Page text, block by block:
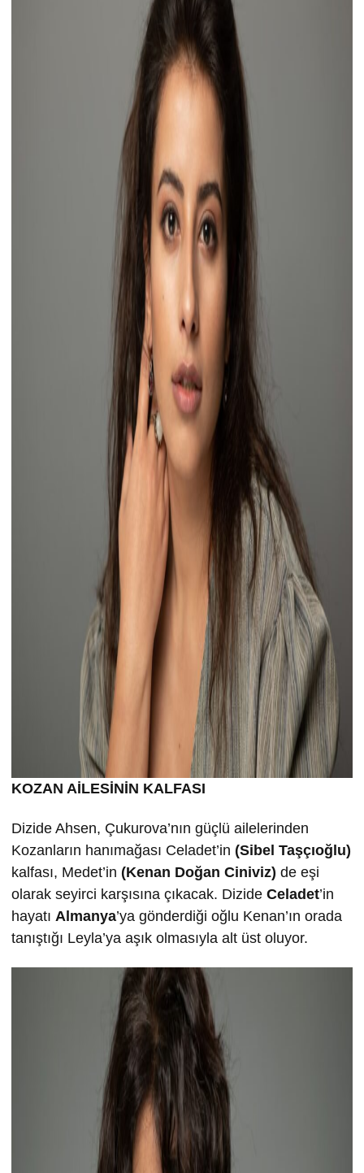
KOZAN AİLESİNİN KALFASI
Dizide Ahsen, Çukurova’nın güçlü ailelerinden
Kozanların hanımağası Celadet’in (Sibel Taşçıoğlu)
kalfası, Medet’in (Kenan Doğan Ciniviz) de eşi
olarak seyirci karşısına çıkacak. Dizide Celadet’in
hayatı Almanya’ya gönderdiği oğlu Kenan’ın orada
tanıştığı Leyla’ya aşık olmasıyla alt üst oluyor.